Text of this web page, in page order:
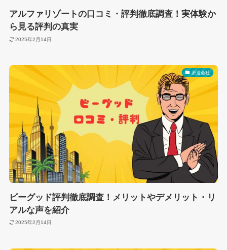
アルファリゾートの口コミ・評判徹底調査！実体験か
ら見る評判の真実
2025年2月14日
派遣会社
ビーグッド評判徹底調査！メリットやデメリット・リ
アルな声を紹介
2025年2月14日